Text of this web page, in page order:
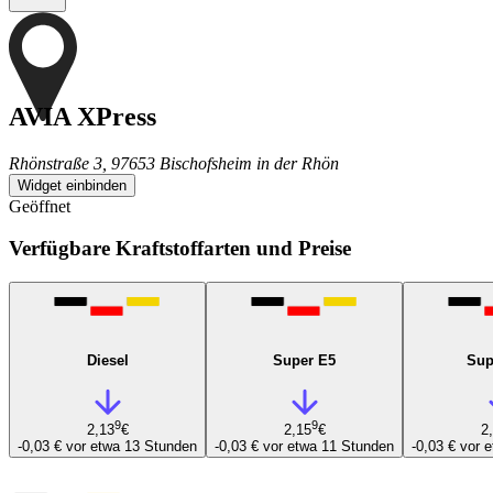
AVIA XPress
Rhönstraße 3, 97653 Bischofsheim in der Rhön
Widget einbinden
Geöffnet
Verfügbare Kraftstoffarten und Preise
Diesel
2,139€
-0,03 € vor etwa 13 Stunden
Super E5
2,159€
-0,03 € vor etwa 11 Stunden
-0,03 € vor